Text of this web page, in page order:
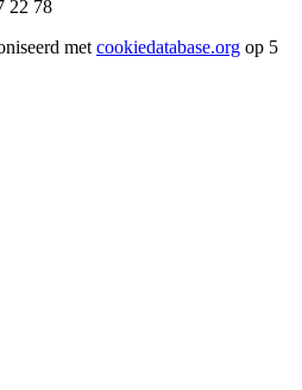
22 78
met cookiedatabase.org op 5